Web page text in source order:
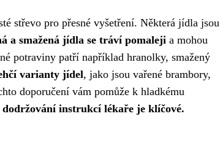
střevo pro přesné vyšetření. Některá jídla jsou
a smažená jídla se tráví pomaleji a mohou
potraviny patří například hranolky, smažený
varianty jídel, jako jsou vařené brambory,
doporučení vám pomůže k hladkému
dodržování instrukcí lékaře je klíčové.